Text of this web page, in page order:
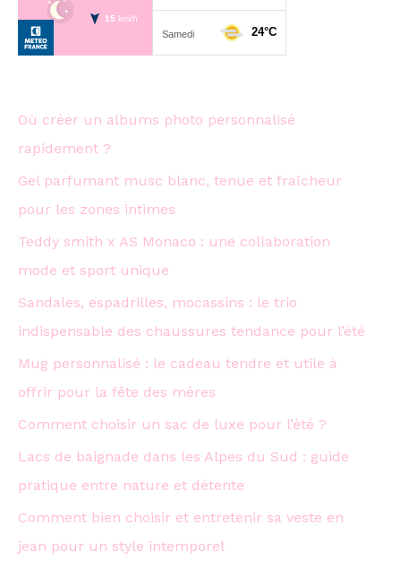
r
:
Où créer un albums photo personnalisé
rapidement ?
Gel parfumant musc blanc, tenue et fraîcheur
pour les zones intimes
Teddy smith x AS Monaco : une collaboration
mode et sport unique
Sandales, espadrilles, mocassins : le trio
indispensable des chaussures tendance pour l’été
Mug personnalisé : le cadeau tendre et utile à
offrir pour la fête des mères
Comment choisir un sac de luxe pour l’été ?
Lacs de baignade dans les Alpes du Sud : guide
pratique entre nature et détente
Comment bien choisir et entretenir sa veste en
jean pour un style intemporel